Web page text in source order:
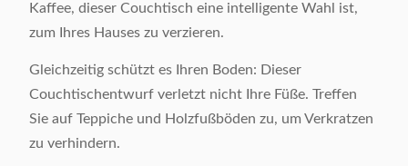
Kaffee, dieser Couchtisch eine intelligente Wahl ist,
zum Ihres Hauses zu verzieren.
Gleichzeitig schützt es Ihren Boden: Dieser
Couchtischentwurf verletzt nicht Ihre Füße. Treffen
Sie auf Teppiche und Holzfußböden zu, um Verkratzen
zu verhindern.